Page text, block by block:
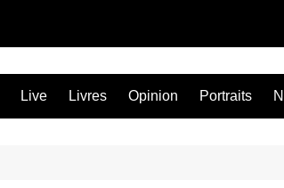
Live Livres Opinion Portraits